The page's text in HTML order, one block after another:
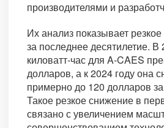
производителями и
Их анализ показывает
за последнее десятилетие. В
киловатт-час для A-CAES
долларов, а к 2024 году она
примерно до 120 долларов за
Такое резкое снижение в
связано с увеличением